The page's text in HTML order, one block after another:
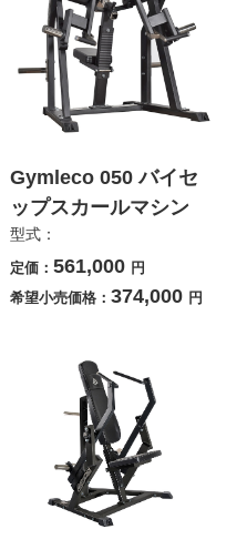
Gymleco 050 バイセ
ップスカールマシン
型式：
定価： 561,000 円
希望小売価格： 374,000 円